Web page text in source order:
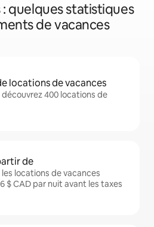
quelques statistiques
de vacances
locations de vacances
découvrez 400 locations de
de
locations de vacances
$ CAD par nuit avant les taxes